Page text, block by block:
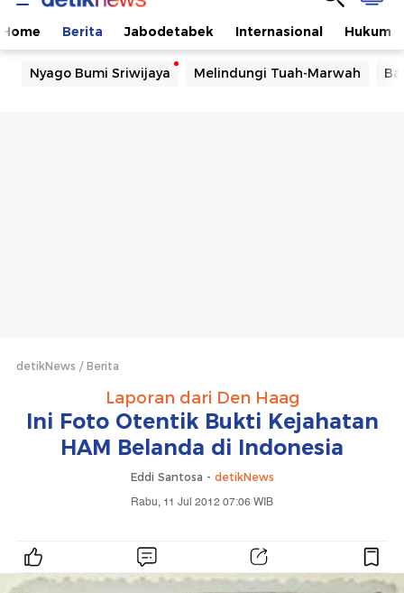
Home Berita Jabodetabek Internasional Hukum
Nyago Bumi Sriwijaya Melindungi Tuah-Marwah
detikNews Berita
Laporan dari Den Haag
Ini Foto Otentik Bukti Kejahatan
HAM Belanda di Indonesia
Eddi Santosa - detikNews
Rabu, 11 Jul 2012 07:06 WIB